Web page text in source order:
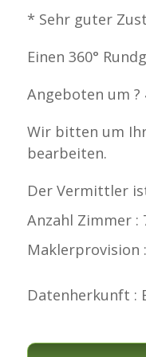
* Sehr guter
Einen 360°
Angeboten um ?
Wir bitten um
bearbeiten.
Der Vermittler
Anzahl Zimmer :
Maklerprovision
Datenherkunft :